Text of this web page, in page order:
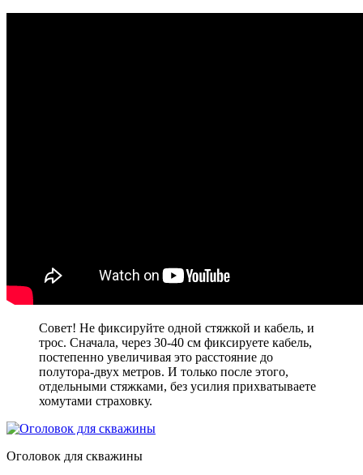
Совет! Не фиксируйте одной стяжкой и кабель, и
трос. Сначала, через 30-40 см фиксируете кабель,
постепенно увеличивая это расстояние до
полутора-двух метров. И только после этого,
отдельными стяжками, без усилия прихватываете
хомутами страховку.
Оголовок для скважины